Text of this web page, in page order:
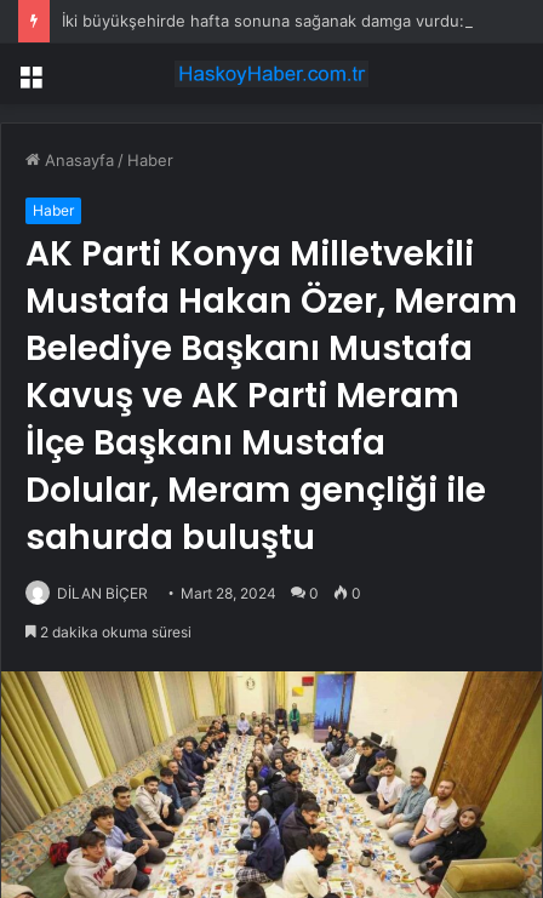
Menü
Anasayfa / Haber
Haber
AK Parti Konya Milletvekili
Mustafa Hakan Özer, Meram
Belediye Başkanı Mustafa
Kavuş ve AK Parti Meram
İlçe Başkanı Mustafa
Dolular, Meram gençliği ile
sahurda buluştu
DİLAN BİÇER Mart 28, 2024 0 0
2 dakika okuma süresi